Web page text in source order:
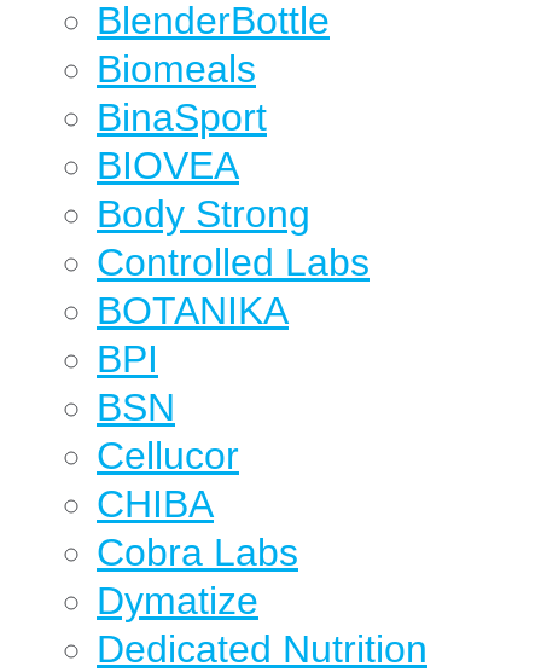
BlenderBottle
Biomeals
BinaSport
BIOVEA
Body Strong
Controlled Labs
BOTANIKA
BPI
BSN
Cellucor
CHIBA
Cobra Labs
Dymatize
Dedicated Nutrition